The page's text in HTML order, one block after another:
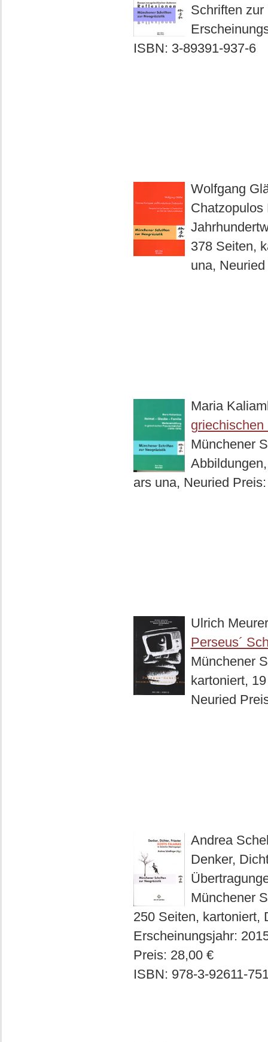
Schriften
ISBN: 3-89391-937-6
Wolfgang
Chatzopulos
378 Seiten,
una,
Maria
Münchener
ars una, Neuried
Ulrich
Perseus´
Münchener
kartoniert,
Neuried
Andrea
Denker,
Münchener
250 Seiten, kartoniert,
Erscheinungsjahr:
Preis: 28,00 €
ISBN: 978-3-92611-